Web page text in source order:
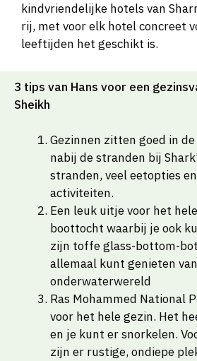
kindvriendelijke hotels van
rij, met voor elk hotel concreet
leeftijden het geschikt is.
3 tips van Hans voor een
Sheikh
Gezinnen zitten goed in
nabij de stranden bij
stranden, veel eetopties
activiteiten.
Een leuk uitje voor het
boottocht waarbij je ook
zijn toffe glass-bottom-
allemaal kunt genieten
onderwaterwereld
Ras Mohammed National
voor het hele gezin. Het
en je kunt er snorkelen.
zijn er rustige, ondiepe